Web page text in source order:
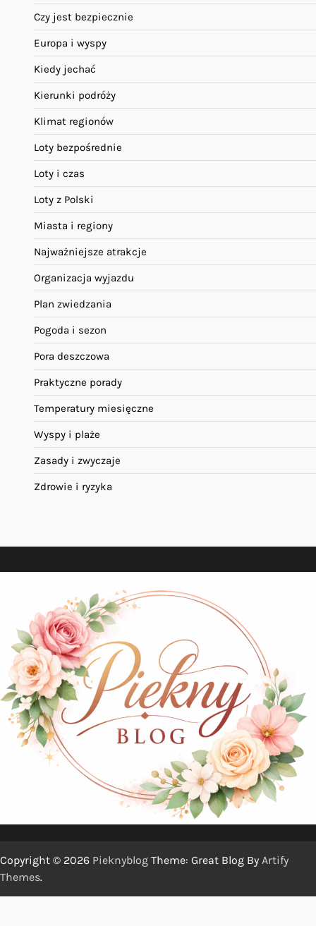
Czy jest bezpiecznie
Europa i wyspy
Kiedy jechać
Kierunki podróży
Klimat regionów
Loty bezpośrednie
Loty i czas
Loty z Polski
Miasta i regiony
Najważniejsze atrakcje
Organizacja wyjazdu
Plan zwiedzania
Pogoda i sezon
Pora deszczowa
Praktyczne porady
Temperatury miesięczne
Wyspy i plaże
Zasady i zwyczaje
Zdrowie i ryzyka
Copyright © 2026 Pieknyblog Theme: Great Blog By Artify
Themes.